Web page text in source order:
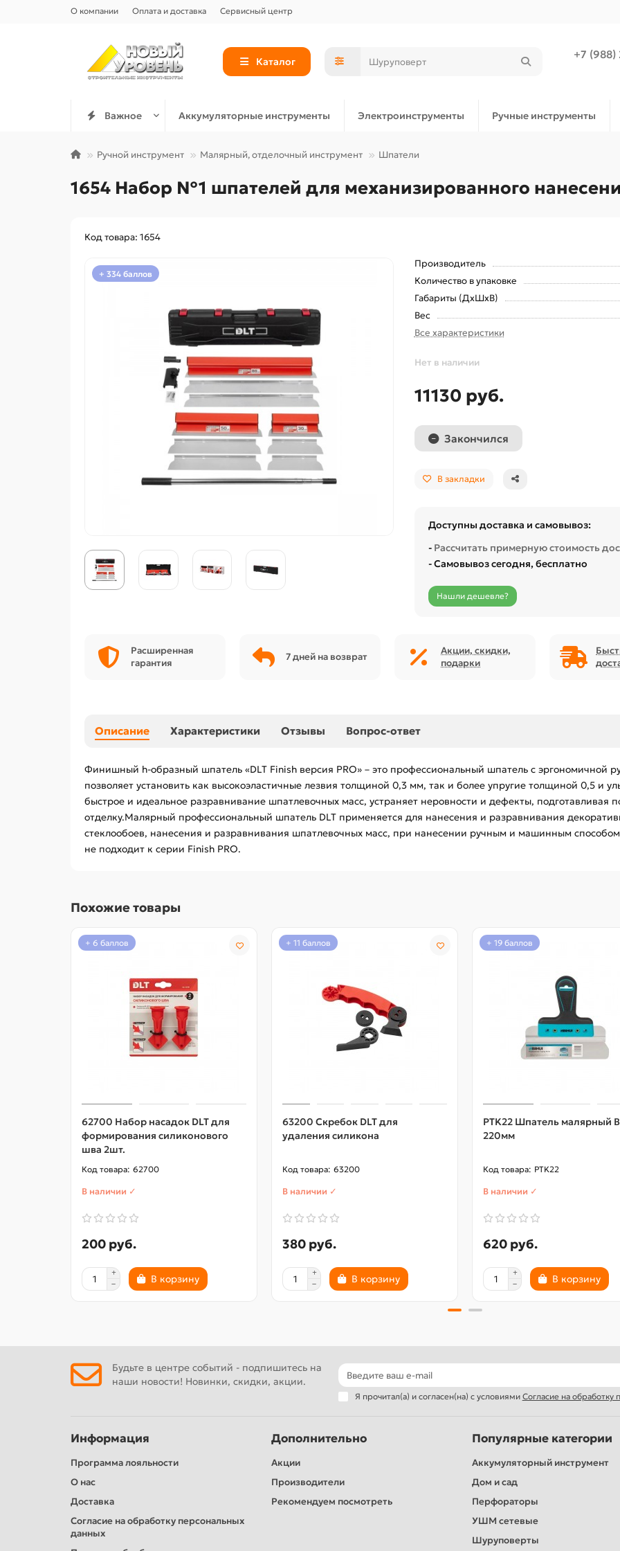
О компании Оплата и доставка Сервисный центр
Каталог
+7 (988)
Важное Аккумуляторные инструменты Электроинструменты Ручные инструменты
Ручной инструмент Малярный, отделочный инструмент Шпатели
1654 Набор №1 шпателей для механизированного
Код товара: 1654
+ 334 баллов
Производитель
Количество в упаковке
Габариты (ДхШхВ)
Вес
Все характеристики
Нет в наличии
11130 руб.
Закончился
В закладки
Доступны доставка и самовывоз:
- Рассчитать примерную стоимость
- Самовывоз сегодня, бесплатно
Нашли дешевле?
Расширенная
гарантия
7 дней на возврат
Акции, скидки,
подарки
Описание Характеристики Отзывы Вопрос-ответ
Финишный h-образный шпатель «DLT Finish версия PRO» – это профессиональный шпатель с эргономичной
позволяет установить как высокоэластичные лезвия толщиной 0,3 мм, так и более упругие толщиной 0,5 и
быстрое и идеальное разравнивание шпатлевочных масс, устраняет неровности и дефекты, подготавливая
отделку.Малярный профессиональный шпатель DLT применяется для нанесения и разравнивания
стеклообоев, нанесения и разравнивания шпатлевочных масс, при нанесении ручным и машинным
не подходит к серии Finish PRO.
Похожие товары
+ 6 баллов
62700 Набор насадок DLT для
формирования силиконового
шва 2шт.
62700
В наличии ✓
200 руб.
В корзину
+ 11 баллов
63200 Скребок DLT для
удаления силикона
63200
В наличии ✓
380 руб.
В корзину
+ 19 баллов
PTK22 Шпатель малярный
220мм
PTK22
В наличии ✓
620 руб.
В корзину
Будьте в центре событий - подпишитесь на
наши новости! Новинки, скидки, акции.
Я прочитал(а) и согласен(на) с условиями Согласие на обработку
Информация
Программа лояльности
О нас
Доставка
Согласие на обработку персональных
данных
Дополнительно
Акции
Производители
Рекомендуем посмотреть
Популярные категории
Аккумуляторный инструмент
Дом и сад
Перфораторы
УШМ сетевые
Шуруповерты